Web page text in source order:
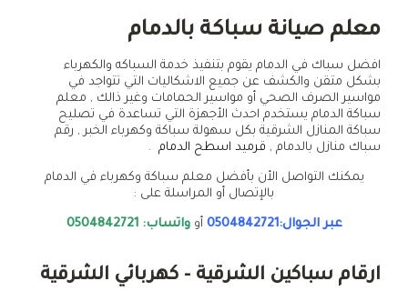
معلم صيانة سباكة بالدمام
افضل سباك في الدمام يقوم بتنفيذ خدمة السباكه والكهرباء
بشكل متقن والكشف عن جميع الاشكاليات التي تتواجد في
مواسير الصرف الصحي أو مواسير الحمامات وغير ذالك , معلم
سباكة الدمام يستخدم احدث الأجهزة التي تساعدة في تصليح
سباكة المنازل الشرقية بكل سهولة سباكة وكهرباء الخبر , رقم
سباك منازل بالدمام , قرميد اسطح الدمام .
يمكنك التواصل الأن بأفضل معلم سباكة وكهرباء في الدمام
بالإتصال أو المراسلة على :
عبر الجوال:0504842721 أوواتساب: 0504842721
ارقام سباكين الشرقية – كهربائي الشرقية